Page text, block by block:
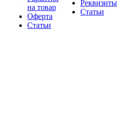
на товар
Оферта
Статьи
Реквизиты
Статьи